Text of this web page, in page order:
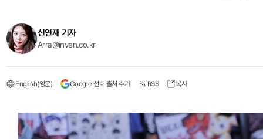
신연재 기자
Arra@inven.co.kr
English(영문) Google 선호 출처 추가 RSS 복사